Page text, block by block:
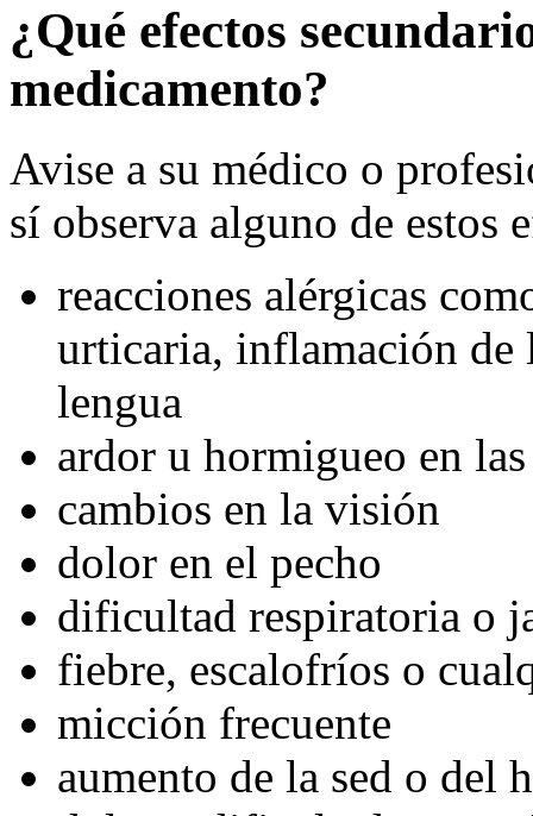
¿Qué efectos
medicamento?
Avise a su médico o
sí observa alguno de estos
reacciones alérgicas
urticaria, inflamación de
lengua
ardor u hormigueo en
cambios en la visión
dolor en el pecho
dificultad respiratoria o
fiebre, escalofríos o
micción frecuente
aumento de la sed o del